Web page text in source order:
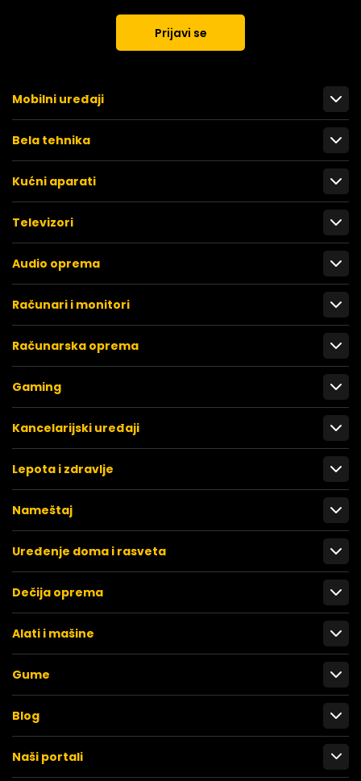
Prijavi se
Mobilni uređaji
Bela tehnika
Kućni aparati
Televizori
Audio oprema
Računari i monitori
Računarska oprema
Gaming
Kancelarijski uređaji
Lepota i zdravlje
Nameštaj
Uređenje doma i rasveta
Dečija oprema
Alati i mašine
Gume
Blog
Naši portali